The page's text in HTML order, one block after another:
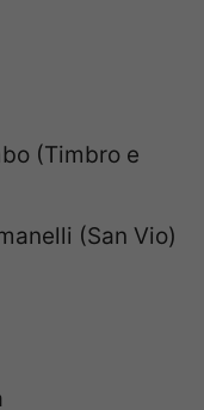
(Timbro e
(San Vio)